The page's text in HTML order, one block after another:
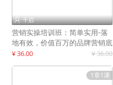
 千启
营销实操培训班：简单实用-落
地有效，价值百万的品牌营销底
层逻辑
¥ 36.00 ¥ 36.00
1章1课